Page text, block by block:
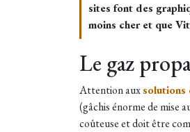
sites font des
moins cher et que
Le gaz
Attention auxsolutions
(gâchis énorme de mise
coûteuse et doit être